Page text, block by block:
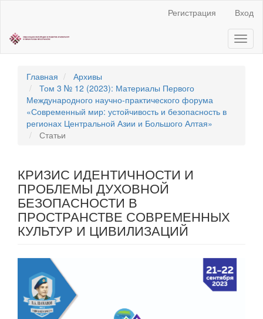
содержанию
страницы
навигация
Основное
содержание
Боковая
панель
Регистрация Вход
Главная
Архивы
Том 3 № 12 (2023): Материалы Первого
Международного научно-практического форума
«Современный мир: устойчивость и безопасность в
регионах Центральной Азии и Большого Алтая»
Статьи
КРИЗИС ИДЕНТИЧНОСТИ И
ПРОБЛЕМЫ ДУХОВНОЙ
БЕЗОПАСНОСТИ В
ПРОСТРАНСТВЕ СОВРЕМЕННЫХ
КУЛЬТУР И ЦИВИЛИЗАЦИЙ
Статья
боковой
панели